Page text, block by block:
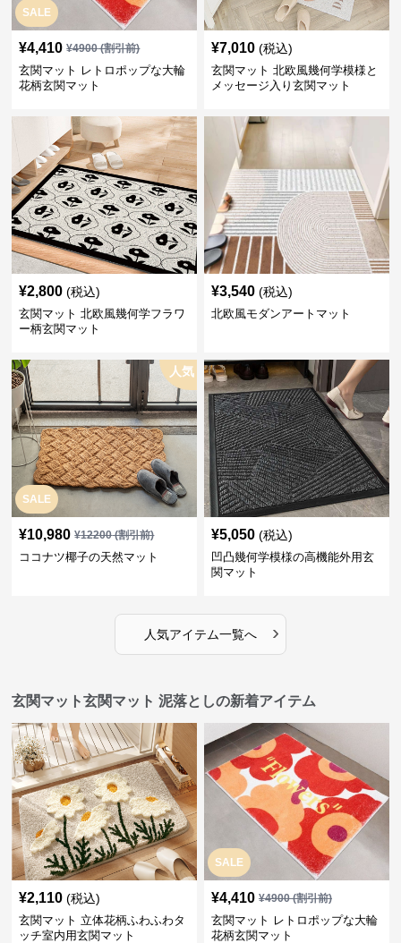
SALE
¥4,410 ¥4900(割引前)
玄関マット レトロポップな大輪
花柄玄関マット
¥7,010 (税込)
玄関マット 北欧風幾何学模様と
メッセージ入り玄関マット
¥2,800 (税込)
玄関マット 北欧風幾何学フラワ
ー柄玄関マット
¥3,540 (税込)
北欧風モダンアートマット
SALE
人気
¥10,980 ¥12200(割引前)
ココナツ椰子の天然マット
¥5,050 (税込)
凹凸幾何学模様の高機能外用玄
関マット
人気アイテム一覧へ ›
玄関マット玄関マット 泥落としの新着アイテム
¥2,110 (税込)
玄関マット 立体花柄ふわふわタ
ッチ室内用玄関マット
SALE
¥4,410 ¥4900(割引前)
玄関マット レトロポップな大輪
花柄玄関マット